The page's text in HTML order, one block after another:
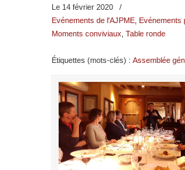
Le 14 février 2020
/
Evénements de l'AJPME Evénements
Moments conviviaux Table ronde
Étiquettes (mots-clés) : Assemblée